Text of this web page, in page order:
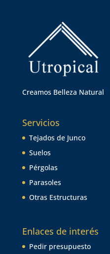
Creamos Belleza Natural
Servicios
Tejados de Junco
Suelos
Pérgolas
Parasoles
Otras Estructuras
Enlaces de interés
Pedir presupuesto